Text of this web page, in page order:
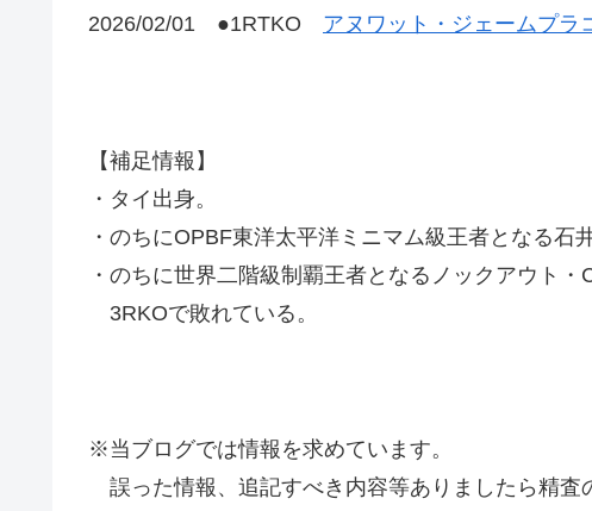
2026/02/01 ●1RTKO アヌワット・ジェームプラ
【補足情報】
・タイ出身。
・のちにOPBF東洋太平洋ミニマム級王者となる石
・のちに世界二階級制覇王者となるノックアウト・
3RKOで敗れている。
※当ブログでは情報を求めています。
誤った情報、追記すべき内容等ありましたら精査